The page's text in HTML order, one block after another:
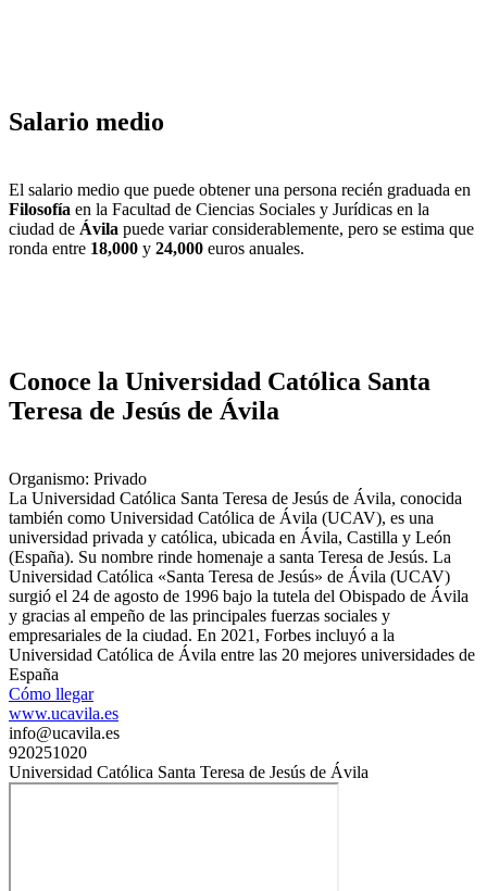
Salario medio
El salario medio que puede obtener una persona recién graduada en
Filosofía en la Facultad de Ciencias Sociales y Jurídicas en la
ciudad de Ávila puede variar considerablemente, pero se estima que
ronda entre 18,000 y 24,000 euros anuales.
Conoce la Universidad Católica Santa
Teresa de Jesús de Ávila
Organismo: Privado
La Universidad Católica Santa Teresa de Jesús de Ávila, conocida
también como Universidad Católica de Ávila (UCAV), es una
universidad privada y católica, ubicada en Ávila, Castilla y León
(España). Su nombre rinde homenaje a santa Teresa de Jesús. La
Universidad Católica «Santa Teresa de Jesús» de Ávila (UCAV)
surgió el 24 de agosto de 1996 bajo la tutela del Obispado de Ávila
y gracias al empeño de las principales fuerzas sociales y
empresariales de la ciudad. En 2021, Forbes incluyó a la
Universidad Católica de Ávila entre las 20 mejores universidades de
España
Cómo llegar
www.ucavila.es
info@ucavila.es
920251020
Universidad Católica Santa Teresa de Jesús de Ávila